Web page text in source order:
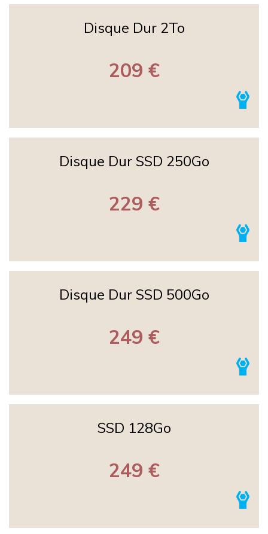
Disque Dur 2To
209 €
Disque Dur SSD 250Go
229 €
Disque Dur SSD 500Go
249 €
SSD 128Go
249 €